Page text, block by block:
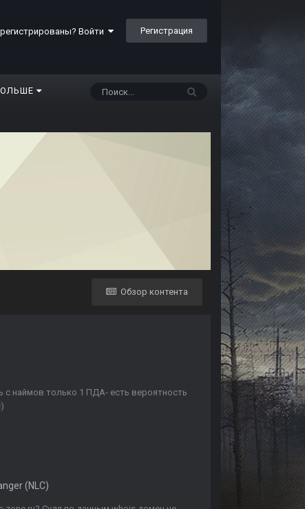
Войти Регистрация
Обзор контента
наймов только 1 ПДА- есть вероятность
(NLC)